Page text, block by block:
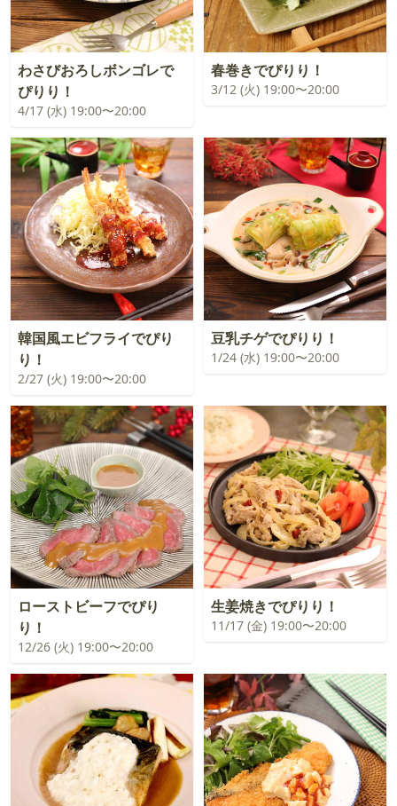
わさびおろしボンゴレで
ぴりり！
4/17 (水) 19:00〜20:00
春巻きでぴりり！
3/12 (火) 19:00〜20:00
韓国風エビフライでぴり
り！
2/27 (火) 19:00〜20:00
豆乳チゲでぴりり！
1/24 (水) 19:00〜20:00
ローストビーフでぴり
り！
12/26 (火) 19:00〜20:00
生姜焼きでぴりり！
11/17 (金) 19:00〜20:00